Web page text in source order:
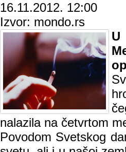
16.11.2012. 12:00
Izvor: mondo.rs
nalazila na četvrtom
Povodom Svetskog